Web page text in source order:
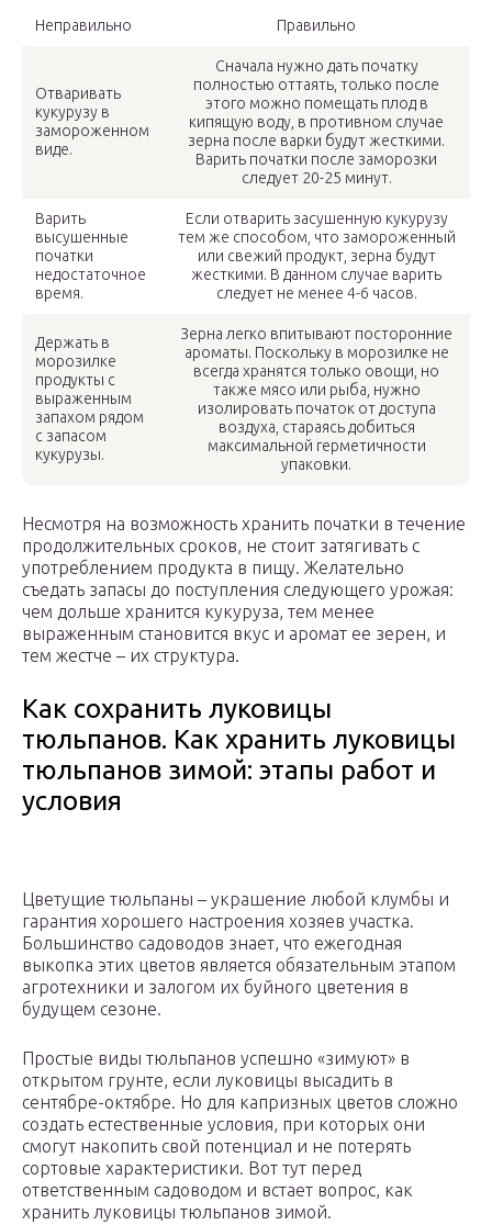
Неправильно Правильно
Отваривать
кукурузу в
замороженном
виде.
Сначала нужно дать початку
полностью оттаять, только после
этого можно помещать плод в
кипящую воду, в противном случае
зерна после варки будут жесткими.
Варить початки после заморозки
следует 20-25 минут.
Варить
высушенные
початки
недостаточное
время.
Если отварить засушенную кукурузу
тем же способом, что замороженный
или свежий продукт, зерна будут
жесткими. В данном случае варить
следует не менее 4-6 часов.
Держать в
морозилке
продукты с
выраженным
запахом рядом
с запасом
кукурузы.
Зерна легко впитывают посторонние
ароматы. Поскольку в морозилке не
всегда хранятся только овощи, но
также мясо или рыба, нужно
изолировать початок от доступа
воздуха, стараясь добиться
максимальной герметичности
упаковки.
Несмотря на возможность хранить початки в течение
продолжительных сроков, не стоит затягивать с
употреблением продукта в пищу. Желательно
съедать запасы до поступления следующего урожая:
чем дольше хранится кукуруза, тем менее
выраженным становится вкус и аромат ее зерен, и
тем жестче – их структура.
Как сохранить луковицы
тюльпанов. Как хранить луковицы
тюльпанов зимой: этапы работ и
условия
Цветущие тюльпаны – украшение любой клумбы и
гарантия хорошего настроения хозяев участка.
Большинство садоводов знает, что ежегодная
выкопка этих цветов является обязательным этапом
агротехники и залогом их буйного цветения в
будущем сезоне.
Простые виды тюльпанов успешно «зимуют» в
открытом грунте, если луковицы высадить в
сентябре-октябре. Но для капризных цветов сложно
создать естественные условия, при которых они
смогут накопить свой потенциал и не потерять
сортовые характеристики. Вот тут перед
ответственным садоводом и встает вопрос, как
хранить луковицы тюльпанов зимой.